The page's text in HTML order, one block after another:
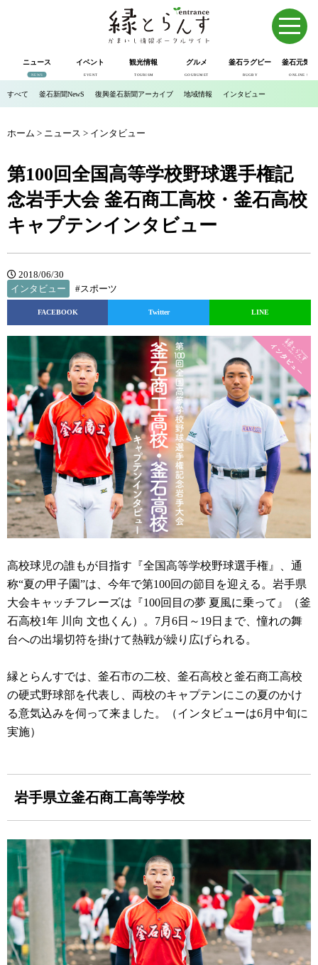
ニュース
NEWS
イベント
EVENT
観光情報
TOURISM
グルメ
GOURUMET
釜石ラグビー
RUGBY
釜石元気
ONLINE SHOP
すべて 釜石新聞NewS 復興釜石新聞アーカイブ 地域情報 インタビュー
ホーム > ニュース > インタビュー
第100回全国高等学校野球選手権記
念岩手大会 釜石商工高校・釜石高校
キャプテンインタビュー
2018/06/30
インタビュー
#スポーツ
FACEBOOK Twitter LINE
高校球児の誰もが目指す『全国高等学校野球選手権』、通
称“夏の甲子園”は、今年で第100回の節目を迎える。岩手県
大会キャッチフレーズは『100回目の夢 夏風に乗って』（釜
石高校1年 川向 文也くん）。7月6日～19日まで、憧れの舞
台への出場切符を掛けて熱戦が繰り広げられる。
縁とらんすでは、釜石市の二校、釜石高校と釜石商工高校
の硬式野球部を代表し、両校のキャプテンにこの夏のかけ
る意気込みを伺って来ました。（インタビューは6月中旬に
実施）
岩手県立釜石商工高等学校